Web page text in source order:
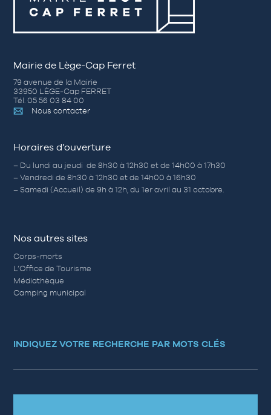
Mairie de Lège-Cap Ferret
79 avenue de la Mairie
33950 LÈGE-Cap FERRET
Tél. 05 56 03 84 00
Nous contacter
Horaires d’ouverture
– Du lundi au jeudi de 8h30 à 12h30 et de 14h00 à 17h30
– Vendredi de 8h30 à 12h30 et de 14h00 à 16h30
– Samedi (Accueil) de 9h à 12h, du 1er avril au 31 octobre.
Nos autres sites
Corps-morts
L’Office de Tourisme
Médiathèque
Camping municipal
INDIQUEZ VOTRE RECHERCHE PAR MOTS CLÉS